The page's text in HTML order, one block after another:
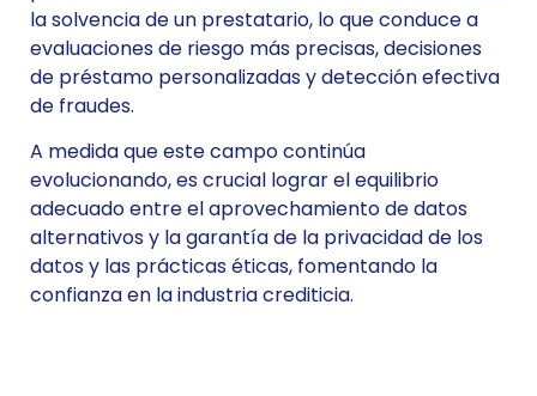
la solvencia de un prestatario, lo que conduce a
evaluaciones de riesgo más precisas, decisiones
de préstamo personalizadas y detección efectiva
de fraudes.
A medida que este campo continúa
evolucionando, es crucial lograr el equilibrio
adecuado entre el aprovechamiento de datos
alternativos y la garantía de la privacidad de los
datos y las prácticas éticas, fomentando la
confianza en la industria crediticia.